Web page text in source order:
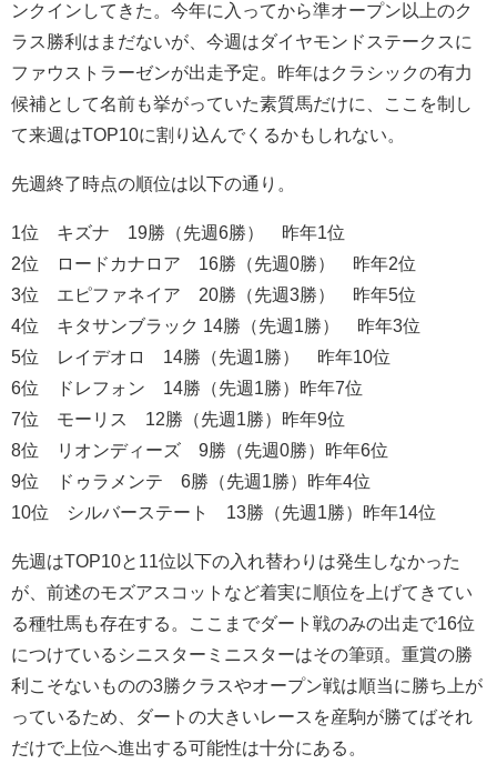
ンクインしてきた。今年に入ってから準オープン以上のク
ラス勝利はまだないが、今週はダイヤモンドステークスに
ファウストラーゼンが出走予定。昨年はクラシックの有力
候補として名前も挙がっていた素質馬だけに、ここを制し
て来週はTOP10に割り込んでくるかもしれない。
先週終了時点の順位は以下の通り。
1位 キズナ 19勝（先週6勝） 昨年1位
2位 ロードカナロア 16勝（先週0勝） 昨年2位
3位 エピファネイア 20勝（先週3勝） 昨年5位
4位 キタサンブラック 14勝（先週1勝） 昨年3位
5位 レイデオロ 14勝（先週1勝） 昨年10位
6位 ドレフォン 14勝（先週1勝）昨年7位
7位 モーリス 12勝（先週1勝）昨年9位
8位 リオンディーズ 9勝（先週0勝）昨年6位
9位 ドゥラメンテ 6勝（先週1勝）昨年4位
10位 シルバーステート 13勝（先週1勝）昨年14位
先週はTOP10と11位以下の入れ替わりは発生しなかった
が、前述のモズアスコットなど着実に順位を上げてきてい
る種牡馬も存在する。ここまでダート戦のみの出走で16位
につけているシニスターミニスターはその筆頭。重賞の勝
利こそないものの3勝クラスやオープン戦は順当に勝ち上が
っているため、ダートの大きいレースを産駒が勝てばそれ
だけで上位へ進出する可能性は十分にある。